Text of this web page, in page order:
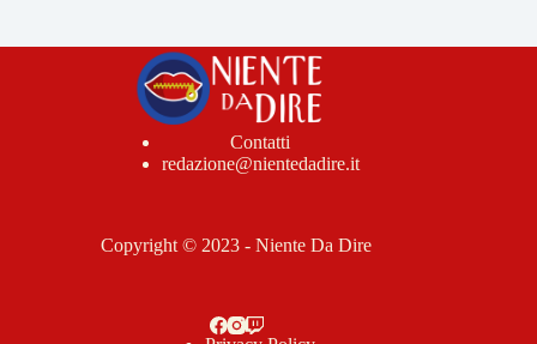
Contatti
redazione@nientedadire.it
Copyright © 2023 - Niente Da Dire